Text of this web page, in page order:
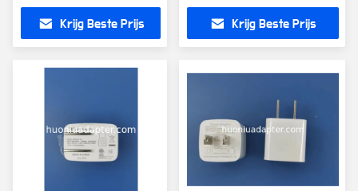
CE/FCC/ROHS-
gecertificeerdKrijg Beste Prijs
Lichtgewicht 30W Zwart
Adapter Veiligheid
gecertificeerd
Krijg Beste Prijs